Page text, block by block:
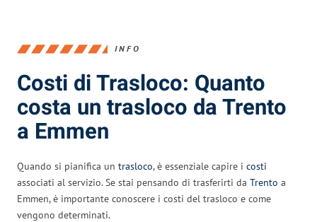
INFO
Costi di Trasloco: Quanto
costa un trasloco da Trento
a Emmen
Quando si pianifica un trasloco, è essenziale capire i costi
associati al servizio. Se stai pensando di trasferirti da Trento a
Emmen, è importante conoscere i costi del trasloco e come
vengono determinati.